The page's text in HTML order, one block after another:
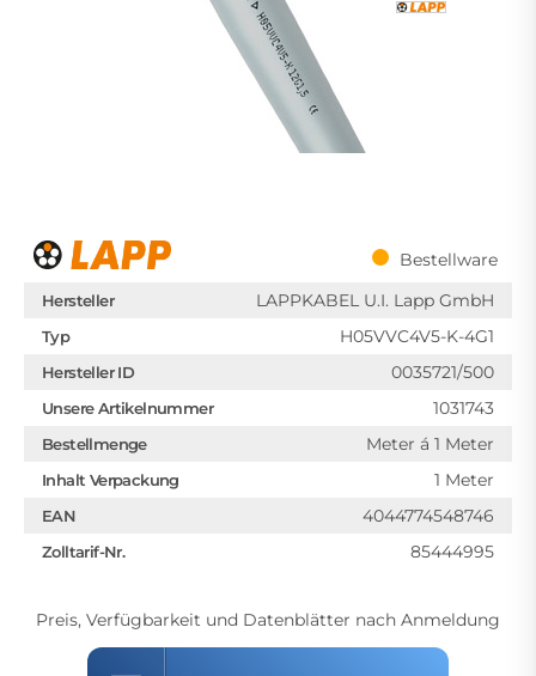
Bestellware
Hersteller LAPPKABEL U.I. Lapp GmbH
Typ H05VVC4V5-K-4G1
Hersteller ID 0035721/500
Unsere Artikelnummer 1031743
Bestellmenge Meter á 1 Meter
Inhalt Verpackung 1 Meter
EAN 4044774548746
Zolltarif-Nr. 85444995
Preis, Verfügbarkeit und Datenblätter nach Anmeldung